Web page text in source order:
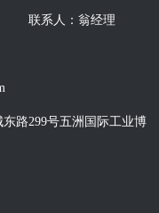
联系人：翁经理
路299号五洲国际工业博